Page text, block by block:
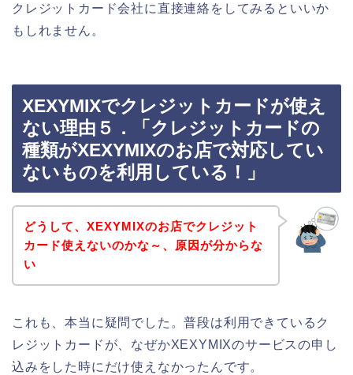
クレジットカード会社に直接連絡をしてみるといいか
もしれません。
XEXYMIXでクレジットカードが使え
ない理由５．「クレジットカードの
種類がXEXYMIXのお店で対応してい
ないものを利用している！」
どうして、XEXYMIXのお店でクレジット
カード使えないのかな～、原因が分からな
い
これも、本当に疑問でした。普段は利用できているク
レジットカードが、なぜかXEXYMIXのサービスの申し
込みをした時にだけ使えなかったんです。